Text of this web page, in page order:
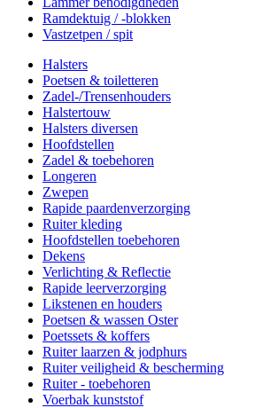
Ramdektuig / -blokken
Vastzetpen / spit
Halsters
Poetsen & toiletteren
Zadel-/Trensenhouders
Halstertouw
Halsters diversen
Hoofdstellen
Zadel & toebehoren
Longeren
Zwepen
Rapide paardenverzorging
Ruiter kleding
Hoofdstellen toebehoren
Dekens
Verlichting & Reflectie
Rapide leerverzorging
Likstenen en houders
Poetsen & wassen Oster
Poetssets & koffers
Ruiter laarzen & jodphurs
Ruiter veiligheid & bescherming
Ruiter - toebehoren
Voerbak kunststof